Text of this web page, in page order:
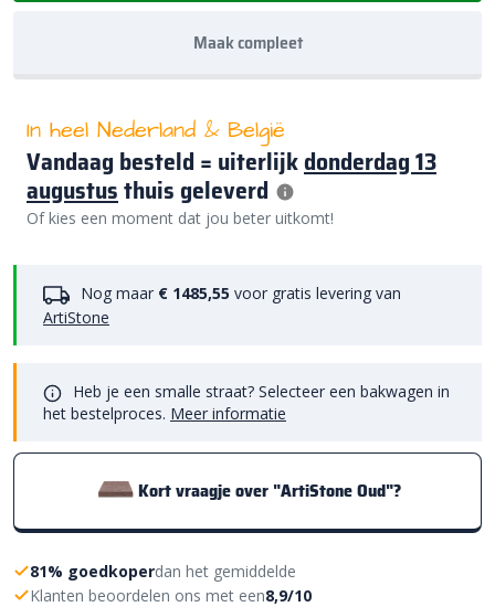
Maak compleet
In heel Nederland & België
Vandaag besteld = uiterlijkdonderdag 13
augustusthuis geleverd
Of kies een moment dat jou beter uitkomt!
Nog maar € 1485,55 voor gratis levering van
ArtiStone
Heb je een smalle straat? Selecteer een bakwagen in
het bestelproces. Meer informatie
Kort vraagje over "ArtiStone Oud"?
81% goedkoperdan het gemiddelde
Klanten beoordelen ons met een8,9/10